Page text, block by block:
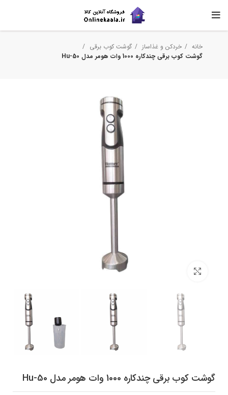
خانه خردکن و غذاساز
گوشت کوب برقی
گوشت کوب برقی چندکاره 1000 وات هومر مدل Hu-50
برای بزرگنمایی کلیک کنید
گوشت کوب برقی چندکاره 1000 وات هومر مدل Hu-50